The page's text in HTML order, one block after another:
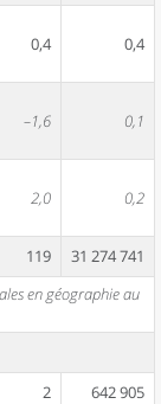
0,4 0,4
–1,6 0,1
2,0 0,2
119
31 274 741
en géographie au
2
642 905